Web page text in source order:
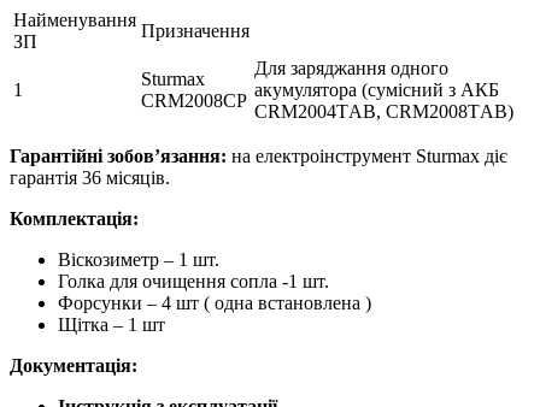
Найменування
ЗП
Призначення
1
Sturmax
CRM2008СP
Для заряджання одного
акумулятора (сумісний з АКБ
CRM2004ТAB, CRM2008ТAB)
Гарантійні зобов’язання: на електроінструмент Sturmax діє
гарантія 36 місяців.
Комплектація:
Віскозиметр – 1 шт.
Голка для очищення сопла -1 шт.
Форсунки – 4 шт ( одна встановлена )
Щітка – 1 шт
Документація: